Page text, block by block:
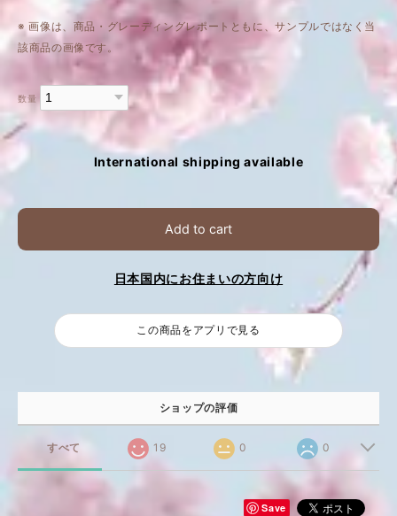
※ 画像は、商品・グレーディングレポートともに、サンプルではなく当
該商品の画像です。
数量
International shipping available
Add to cart
日本国内にお住まいの方向け
この商品をアプリで見る
ショップの評価
すべて 19 0 0
Save